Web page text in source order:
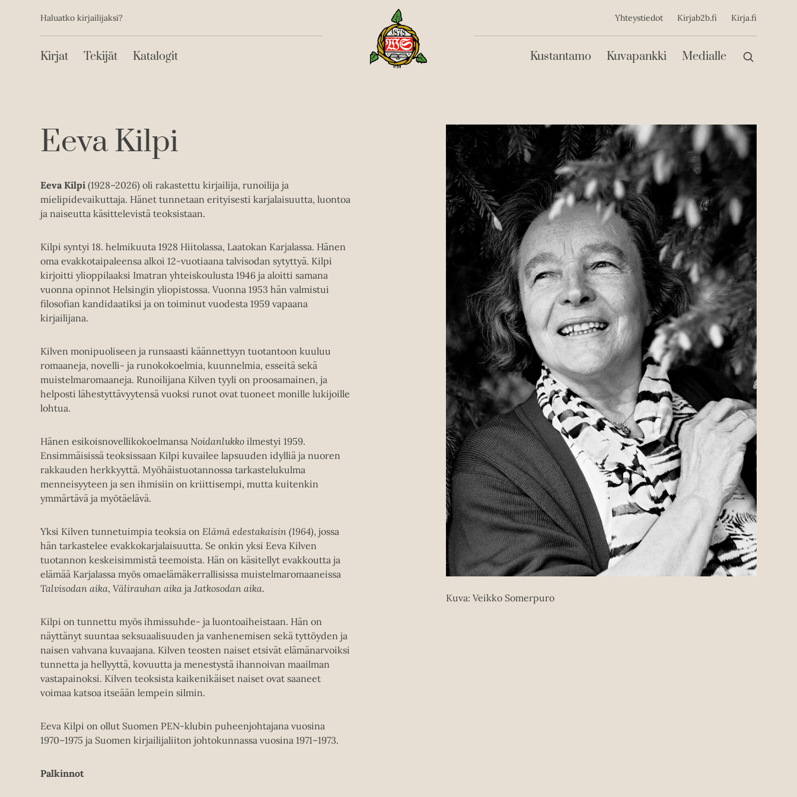
sisältöönToissijainen
Haluatko kirjailijaksi?
Päävalikko
Kirjat Tekijät Katalogit
Yhteystiedot Kirjab2b.fi Kirja.fi
Päävalikko
Kustantamo Kuvapankki Medialle
Eeva Kilpi
Eeva Kilpi (1928–2026) oli rakastettu kirjailija, runoilija ja
mielipidevaikuttaja. Hänet tunnetaan erityisesti karjalaisuutta, luontoa
ja naiseutta käsittelevistä teoksistaan.
Kilpi syntyi 18. helmikuuta 1928 Hiitolassa, Laatokan Karjalassa. Hänen
oma evakkotaipaleensa alkoi 12-vuotiaana talvisodan sytyttyä. Kilpi
kirjoitti ylioppilaaksi Imatran yhteiskoulusta 1946 ja aloitti samana
vuonna opinnot Helsingin yliopistossa. Vuonna 1953 hän valmistui
filosofian kandidaatiksi ja on toiminut vuodesta 1959 vapaana
kirjailijana.
Kilven monipuoliseen ja runsaasti käännettyyn tuotantoon kuuluu
romaaneja, novelli- ja runokokoelmia, kuunnelmia, esseitä sekä
muistelmaromaaneja. Runoilijana Kilven tyyli on proosamainen, ja
helposti lähestyttävyytensä vuoksi runot ovat tuoneet monille lukijoille
lohtua.
Hänen esikoisnovellikokoelmansa Noidanlukko ilmestyi 1959.
Ensimmäisissä teoksissaan Kilpi kuvailee lapsuuden idylliä ja nuoren
rakkauden herkkyyttä. Myöhäistuotannossa tarkastelukulma
menneisyyteen ja sen ihmisiin on kriittisempi, mutta kuitenkin
ymmärtävä ja myötäelävä.
Yksi Kilven tunnetuimpia teoksia on Elämä edestakaisin (1964), jossa
hän tarkastelee evakkokarjalaisuutta. Se onkin yksi Eeva Kilven
tuotannon keskeisimmistä teemoista. Hän on käsitellyt evakkoutta ja
elämää Karjalassa myös omaelämäkerrallisissa muistelmaromaaneissa
Talvisodan aika, Välirauhan aika ja Jatkosodan aika.
Kilpi on tunnettu myös ihmissuhde- ja luontoaiheistaan. Hän on
näyttänyt suuntaa seksuaalisuuden ja vanhenemisen sekä tyttöyden ja
naisen vahvana kuvaajana. Kilven teosten naiset etsivät elämänarvoiksi
tunnetta ja hellyyttä, kovuutta ja menestystä ihannoivan maailman
vastapainoksi. Kilven teoksista kaikenikäiset naiset ovat saaneet
voimaa katsoa itseään lempein silmin.
Eeva Kilpi on ollut Suomen PEN-klubin puheenjohtajana vuosina
1970–1975 ja Suomen kirjailijaliiton johtokunnassa vuosina 1971–1973.
Palkinnot
Kuva: Veikko Somerpuro